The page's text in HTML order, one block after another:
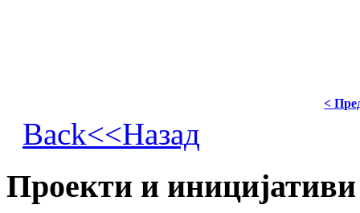
<
Back<<Назад
Проекти и иницијативи